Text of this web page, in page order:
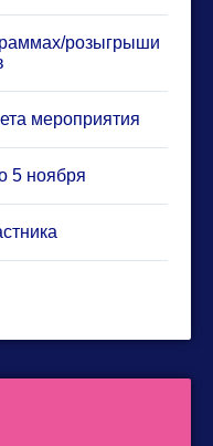
розыгрыши
мероприятия
5 ноября